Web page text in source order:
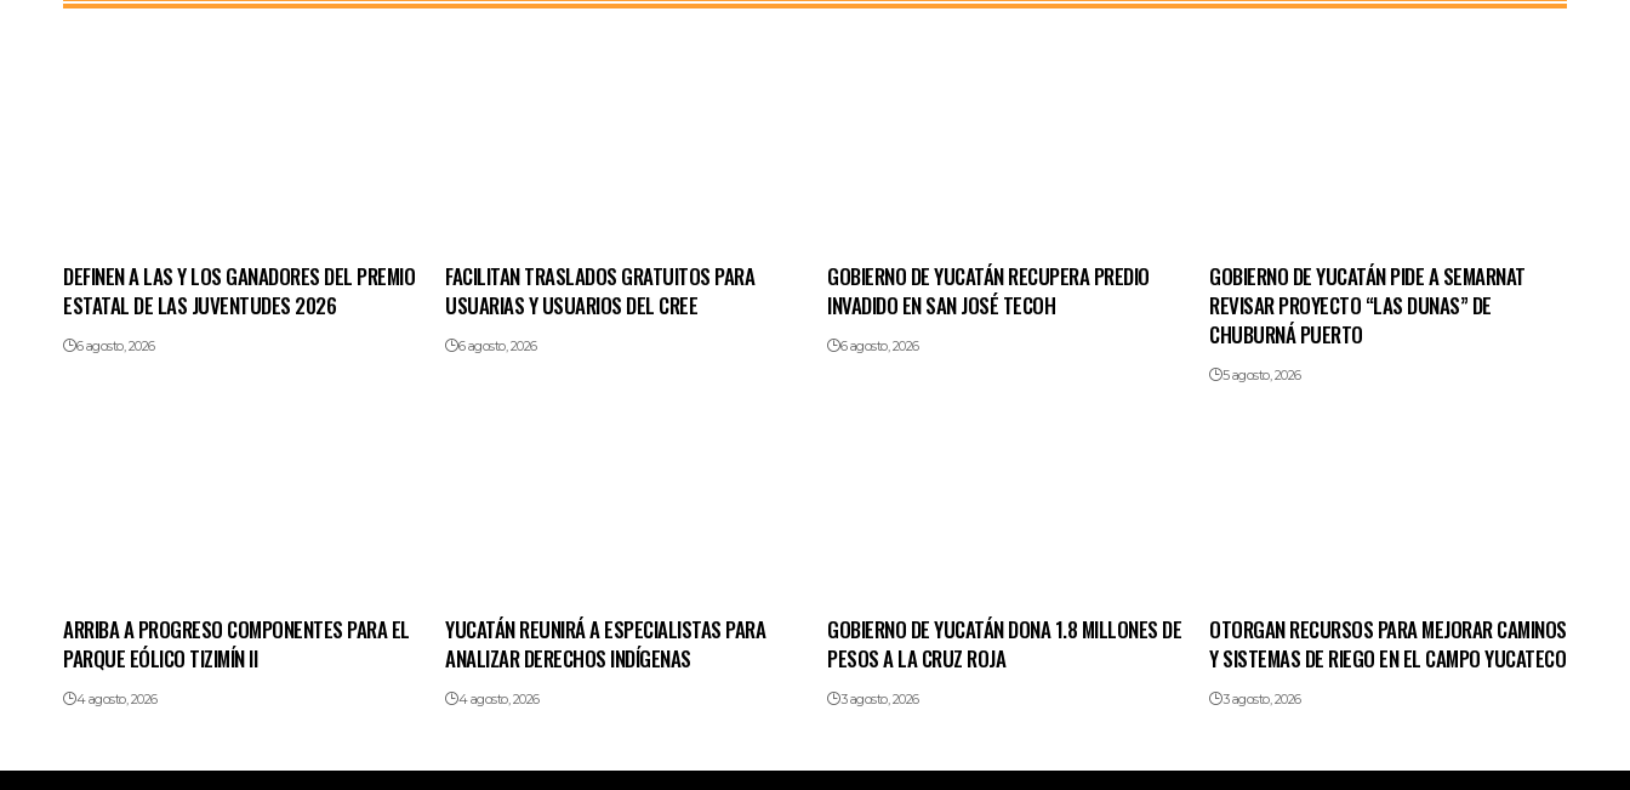
DEFINEN A LAS Y LOS GANADORES DEL PREMIO
ESTATAL DE LAS JUVENTUDES 2026
6 agosto, 2026
FACILITAN TRASLADOS GRATUITOS PARA
USUARIAS Y USUARIOS DEL CREE
6 agosto, 2026
GOBIERNO DE YUCATÁN RECUPERA PREDIO
INVADIDO EN SAN JOSÉ TECOH
6 agosto, 2026
GOBIERNO DE YUCATÁN PIDE A SEMARNAT
REVISAR PROYECTO “LAS DUNAS” DE
CHUBURNÁ PUERTO
5 agosto, 2026
ARRIBA A PROGRESO COMPONENTES PARA EL
PARQUE EÓLICO TIZIMÍN II
4 agosto, 2026
YUCATÁN REUNIRÁ A ESPECIALISTAS PARA
ANALIZAR DERECHOS INDÍGENAS
4 agosto, 2026
GOBIERNO DE YUCATÁN DONA 1.8 MILLONES DE
PESOS A LA CRUZ ROJA
3 agosto, 2026
OTORGAN RECURSOS PARA MEJORAR CAMINOS
Y SISTEMAS DE RIEGO EN EL CAMPO YUCATECO
3 agosto, 2026